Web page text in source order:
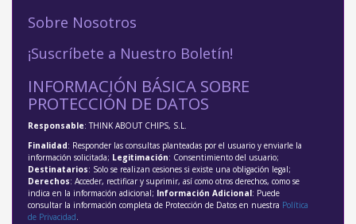
Sobre Nosotros
¡Suscríbete a Nuestro Boletín!
INFORMACIÓN BÁSICA SOBRE
PROTECCIÓN DE DATOS
Responsable: THINK ABOUT CHIPS, S.L.
Finalidad: Responder las consultas planteadas por el usuario y enviarle la
información solicitada; Legitimación: Consentimiento del usuario;
Destinatarios: Solo se realizan cesiones si existe una obligación legal;
Derechos: Acceder, rectificar y suprimir, así como otros derechos, como se
indica en la información adicional; Información Adicional: Puede
consultar la información completa de Protección de Datos en nuestra Política
de Privacidad.